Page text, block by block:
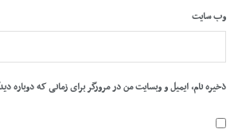
وب‌ سایت
ذخیره نام، ایمیل و وبسایت من در مرورگر برای زمانی که دوباره